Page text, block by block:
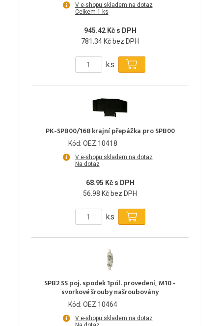
V e-shopu skladem na dotaz
Celkem 1 ks
945.42 Kč s DPH
781.34 Kč bez DPH
ks
PK-SPB00/168 krajní přepážka pro SPB00
Kód: OEZ:10418
V e-shopu skladem na dotaz
Na dotaz
68.95 Kč s DPH
56.98 Kč bez DPH
ks
SPB2 SS poj. spodek 1pól. provedení, M10 -
svorkové šrouby našroubovány
Kód: OEZ:10464
V e-shopu skladem na dotaz